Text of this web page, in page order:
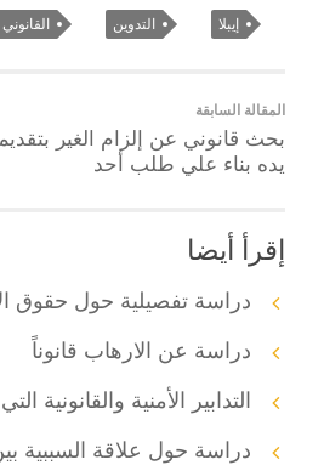
إيبلا التدوين القانوني
المقالة السابقة
بحث قانوني عن إلزام الغير
يده بناء علي طلب أحد
إقرأ أيضا
دراسة تفصيلية حول حقوق
دراسة عن الارهاب قانوناً
التدابير الأمنية والقانونية
دراسة حول علاقة السببية